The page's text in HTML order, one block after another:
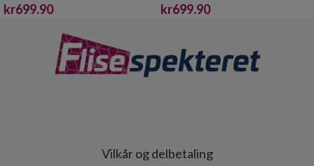
kr699.90 kr699.90
Vilkår og delbetaling